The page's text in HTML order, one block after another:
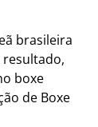
brasileira
resultado,
boxe
de Boxe